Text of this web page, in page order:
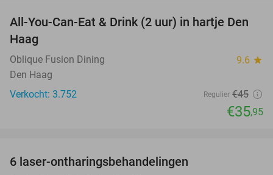
20%
All-You-Can-Eat & Drink (2 uur) in hartje Den
Haag
Oblique Fusion Dining 9.6 star
Den Haag
Verkocht: 3.752
Regulier €45
€35,95
6 laser-ontharingsbehandelingen